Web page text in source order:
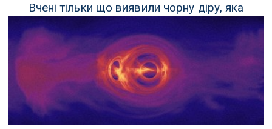
Вчені тільки що виявили чорну діру, яка
пожирає нейтронну зорю
05 Травня 2019 р.